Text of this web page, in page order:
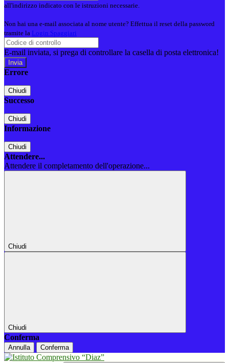
all'indirizzo indicato con le istruzioni necessarie.
Non hai una e-mail associata al nome utente? Effettua il reset della password
tramite la Login Spaggiari
E-mail inviata, si prega di controllare la casella di posta elettronica!
Errore
Chiudi
Successo
Chiudi
Informazione
Chiudi
Attendere...
Attendere il completamento dell'operazione...
Chiudi
Chiudi
Conferma
Annulla Conferma